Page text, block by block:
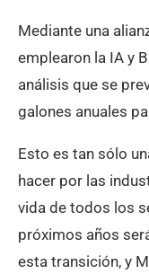
Mediante una
emplearon la IA y
análisis que se
galones anuales
Esto es tan sólo
hacer por las
vida de todos los
próximos años
esta transición, y